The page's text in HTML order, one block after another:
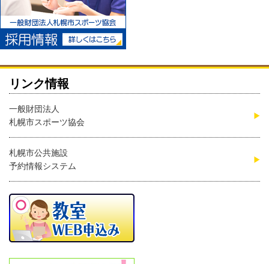
リンク情報
一般財団法人
札幌市スポーツ協会
札幌市公共施設
予約情報システム